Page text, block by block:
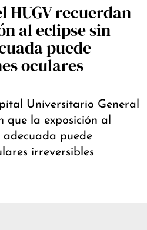
HUGV recuerdan
al eclipse sin
puede
oculares
Universitario General
la exposición al
adecuada puede
irreversibles